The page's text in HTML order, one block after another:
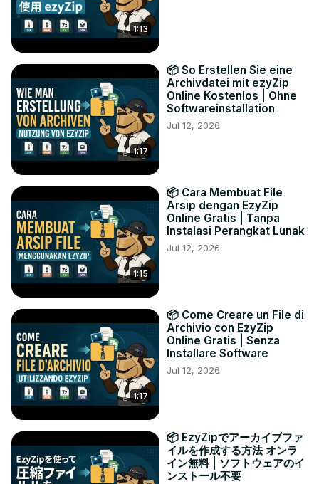
1:13
1:17
📦 So Erstellen Sie eine
Archivdatei mit ezyZip
Online Kostenlos | Ohne
Softwareinstallation
Jul 12, 2026
1:15
📦 Cara Membuat File
Arsip dengan EzyZip
Online Gratis | Tanpa
Instalasi Perangkat Lunak
Jul 12, 2026
1:17
📦 Come Creare un File di
Archivio con EzyZip
Online Gratis | Senza
Installare Software
Jul 12, 2026
📦 EzyZipでアーカイブファ
イルを作成する方法 オンラ
イン無料 | ソフトウェアのイ
ンストール不要